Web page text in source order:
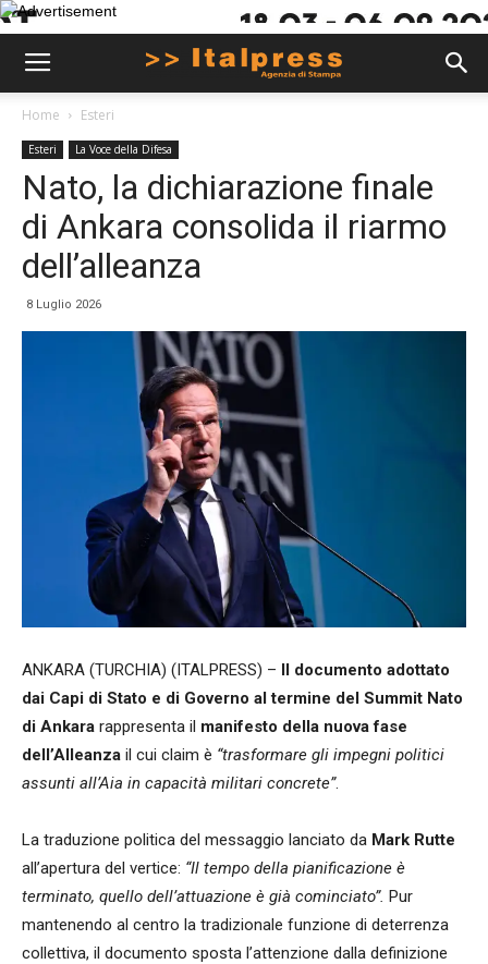
Home Esteri
Esteri La Voce della Difesa
Nato, la dichiarazione finale
di Ankara consolida il riarmo
dell’alleanza
8 Luglio 2026
ANKARA (TURCHIA) (ITALPRESS) – Il documento adottato
dai Capi di Stato e di Governo al termine del Summit Nato
di Ankara rappresenta il manifesto della nuova fase
dell’Alleanza il cui claim è “trasformare gli impegni politici
assunti all’Aia in capacità militari concrete”.
La traduzione politica del messaggio lanciato da Mark Rutte
all’apertura del vertice: “Il tempo della pianificazione è
terminato, quello dell’attuazione è già cominciato”. Pur
mantenendo al centro la tradizionale funzione di deterrenza
collettiva, il documento sposta l’attenzione dalla definizione